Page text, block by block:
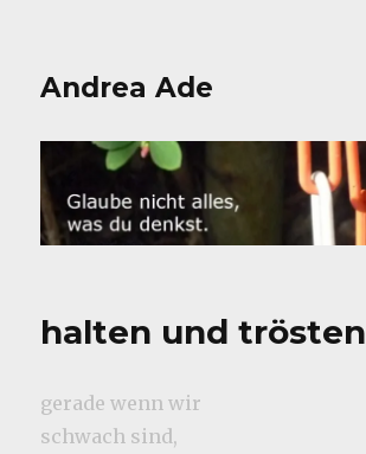
Andrea Ade
halten und trösten
gerade wenn wir
schwach sind,